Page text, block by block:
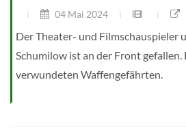
04 Mai 2024
Der Theater- und Filmschauspieler
Schumilow ist an der Front
verwundeten Waffengefährten.